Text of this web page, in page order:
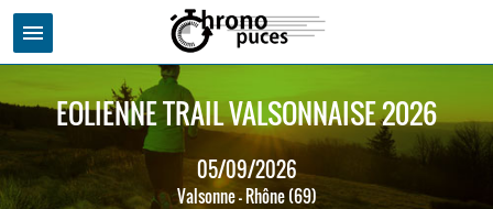
menu
EOLIENNE TRAIL VALSONNAISE 2026
05/09/2026
Valsonne - Rhône (69)